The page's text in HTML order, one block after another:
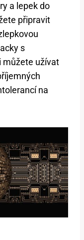
a lepek do
připravit
s
můžete užívat
na